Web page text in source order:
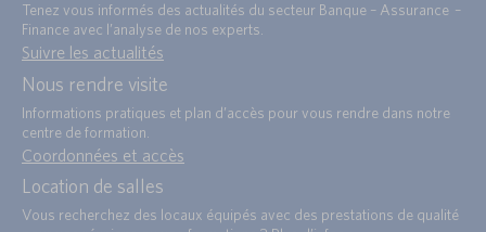
Tenez vous informés des actualités du secteur Banque – Assurance –
Finance avec l’analyse de nos experts.
Suivre les actualités
Nous rendre visite
Informations pratiques et plan d’accès pour vous rendre dans notre
centre de formation.
Coordonnées et accès
Location de salles
Vous recherchez des locaux équipés avec des prestations de qualité